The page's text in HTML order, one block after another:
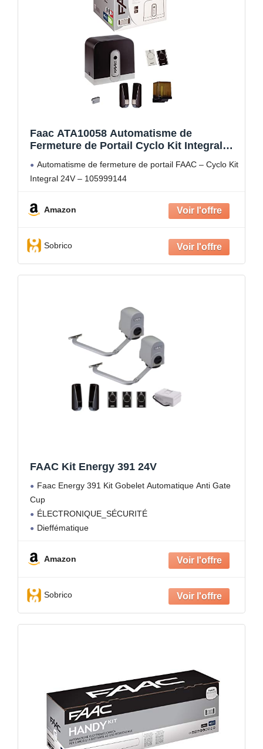
Faac ATA10058 Automatisme de
Fermeture de Portail Cyclo Kit Integral
Automatisme de fermeture de portail FAAC – Cyclo Kit
Integral 24V – 105999144
Amazon
Sobrico
FAAC Kit Energy 391 24V
Faac Energy 391 Kit Gobelet Automatique Anti Gate
Cup
ÉLECTRONIQUE_SÉCURITÉ
Dieffématique
Amazon
Sobrico